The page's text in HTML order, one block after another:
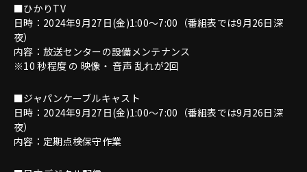
■ひかりTV
日時：2024年9月27日(金)1:00～7:00（番組表では9月26日深
夜）
内容：放送センターの設備メンテナンス
※10 秒程度 の 映像・ 音声 乱れが2回
■ジャパンケーブルキャスト
日時：2024年9月27日(金)1:00～7:00（番組表では9月26日深
夜）
内容：定期点検保守作業